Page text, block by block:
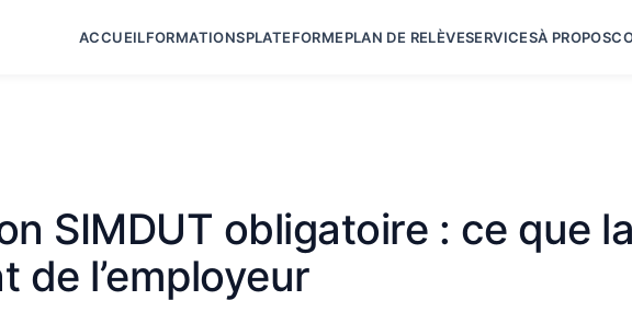
ACCUEILFORMATIONSPLATEFORMEPLAN DE RELÈVESERVICESÀ PROPOS
SIMDUT obligatoire : ce que
de l’employeur